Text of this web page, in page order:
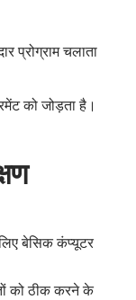
प्रोग्राम चलाता
को जोड़ता है।
बेसिक कंप्यूटर
को ठीक करने के